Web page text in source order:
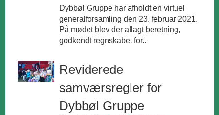
Dybbøl Gruppe har afholdt en virtuel
generalforsamling den 23. februar 2021.
På mødet blev der aflagt beretning,
godkendt regnskabet for..
Reviderede
samværsregler for
Dybbøl Gruppe